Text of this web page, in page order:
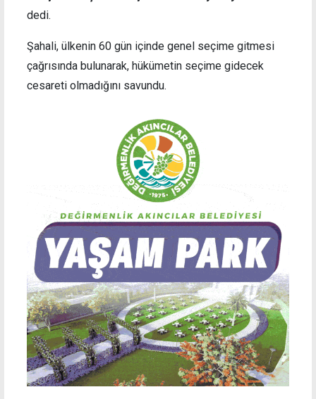
dedi.
Şahali, ülkenin 60 gün içinde genel seçime gitmesi
çağrısında bulunarak, hükümetin seçime gidecek
cesareti olmadığını savundu.